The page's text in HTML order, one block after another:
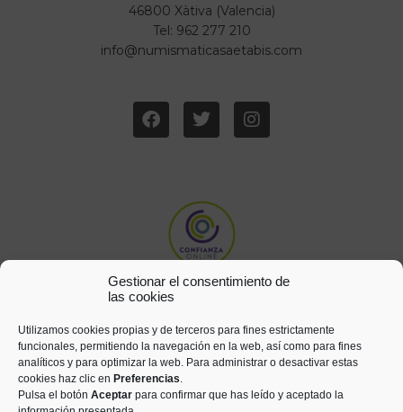
Gestionar el consentimiento de
las cookies
Utilizamos cookies propias y de terceros para fines estrictamente
funcionales, permitiendo la navegación en la web, así como para fines
analíticos y para optimizar la web. Para administrar o desactivar estas
cookies haz clic en Preferencias.
Pulsa el botón Aceptar para confirmar que has leído y aceptado la
46800 Xàtiva (Valencia)
Tel: 962 277 210
info@numismaticasaetabis.com